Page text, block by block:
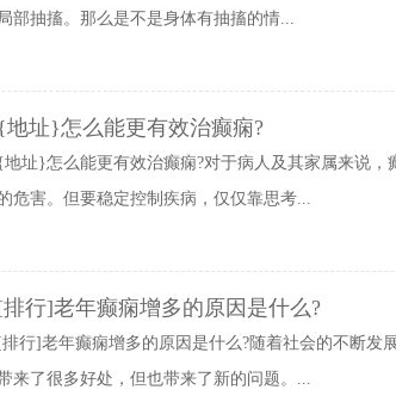
部抽搐。那么是不是身体有抽搐的情...
址}怎么能更有效治癫痫?
址}怎么能更有效治癫痫?对于病人及其家属来说，
危害。但要稳定控制疾病，仅仅靠思考...
行]老年癫痫增多的原因是什么?
行]老年癫痫增多的原因是什么?随着社会的不断发
来了很多好处，但也带来了新的问题。...